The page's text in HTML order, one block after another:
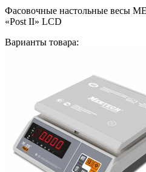
Фасовочные настольные весы
«Post II» LCD
Варианты товара: